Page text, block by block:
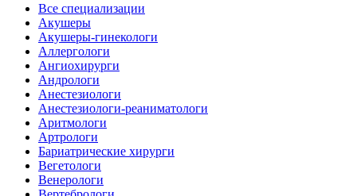
Все специализации
Акушеры
Акушеры-гинекологи
Аллергологи
Ангиохирурги
Андрологи
Анестезиологи
Анестезиологи-реаниматологи
Аритмологи
Артрологи
Бариатрические хирурги
Вегетологи
Венерологи